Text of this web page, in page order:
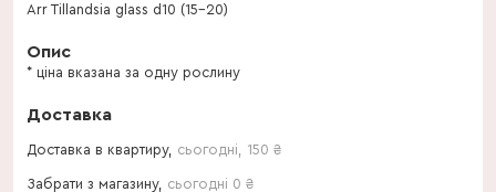
Arr Tillandsia glass d10 (15-20)
Опис
* ціна вказана за одну рослину
Доставка
Доставка в квартиру, сьогодні 150 ₴
Забрати з магазину, сьогодні 0 ₴